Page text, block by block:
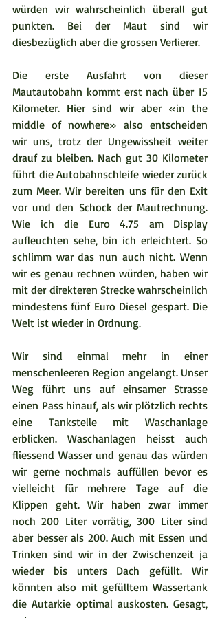
würden wir wahrscheinlich überall gut
punkten. Bei der Maut sind wir
diesbezüglich aber die grossen Verlierer.
Die erste Ausfahrt von dieser
Mautautobahn kommt erst nach über 15
Kilometer. Hier sind wir aber «in the
middle of nowhere» also entscheiden
wir uns, trotz der Ungewissheit weiter
drauf zu bleiben. Nach gut 30 Kilometer
führt die Autobahnschleife wieder zurück
zum Meer. Wir bereiten uns für den Exit
vor und den Schock der Mautrechnung.
Wie ich die Euro 4.75 am Display
aufleuchten sehe, bin ich erleichtert. So
schlimm war das nun auch nicht. Wenn
wir es genau rechnen würden, haben wir
mit der direkteren Strecke wahrscheinlich
mindestens fünf Euro Diesel gespart. Die
Welt ist wieder in Ordnung.
Wir sind einmal mehr in einer
menschenleeren Region angelangt. Unser
Weg führt uns auf einsamer Strasse
einen Pass hinauf, als wir plötzlich rechts
eine Tankstelle mit Waschanlage
erblicken. Waschanlagen heisst auch
fliessend Wasser und genau das würden
wir gerne nochmals auffüllen bevor es
vielleicht für mehrere Tage auf die
Klippen geht. Wir haben zwar immer
noch 200 Liter vorrätig, 300 Liter sind
aber besser als 200. Auch mit Essen und
Trinken sind wir in der Zwischenzeit ja
wieder bis unters Dach gefüllt. Wir
könnten also mit gefülltem Wassertank
die Autarkie optimal auskosten. Gesagt,